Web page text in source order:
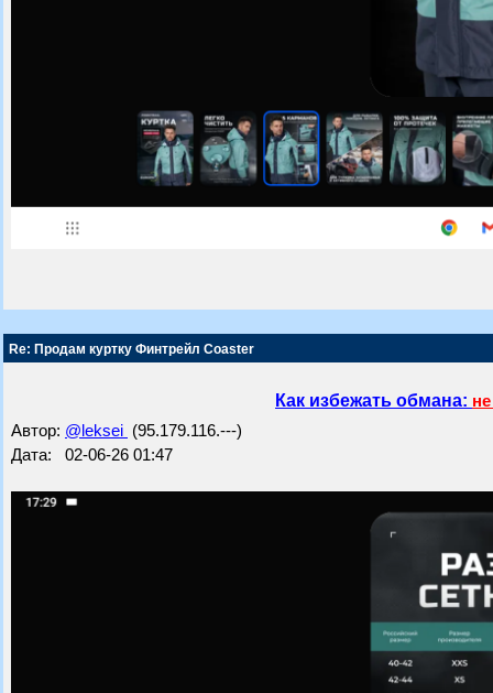
Re: Продам куртку Финтрейл Coaster
Как избежать обмана:
Автор: @leksei (95.179.116.---)
Дата: 02-06-26 01:47